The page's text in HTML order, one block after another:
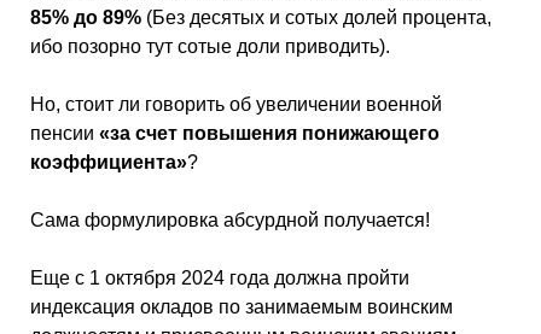
85% до 89% (Без десятых и сотых долей процента,
ибо позорно тут сотые доли приводить).
Но, стоит ли говорить об увеличении военной
пенсии «за счет повышения понижающего
коэффициента»?
Сама формулировка абсурдной получается!
Еще с 1 октября 2024 года должна пройти
индексация окладов по занимаемым воинским